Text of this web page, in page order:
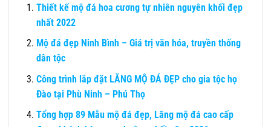
Thiết kế mộ đá hoa cương tự nhiên nguyên khối đẹp
nhất 2022
Mộ đá đẹp Ninh Bình – Giá trị văn hóa, truyền thống
dân tộc
Công trình lắp đặt LĂNG MỘ ĐÁ ĐẸP cho gia tộc họ
Đào tại Phù Ninh – Phú Thọ
Tổng hợp 89 Mẫu mộ đá đẹp, Lăng mộ đá cao cấp